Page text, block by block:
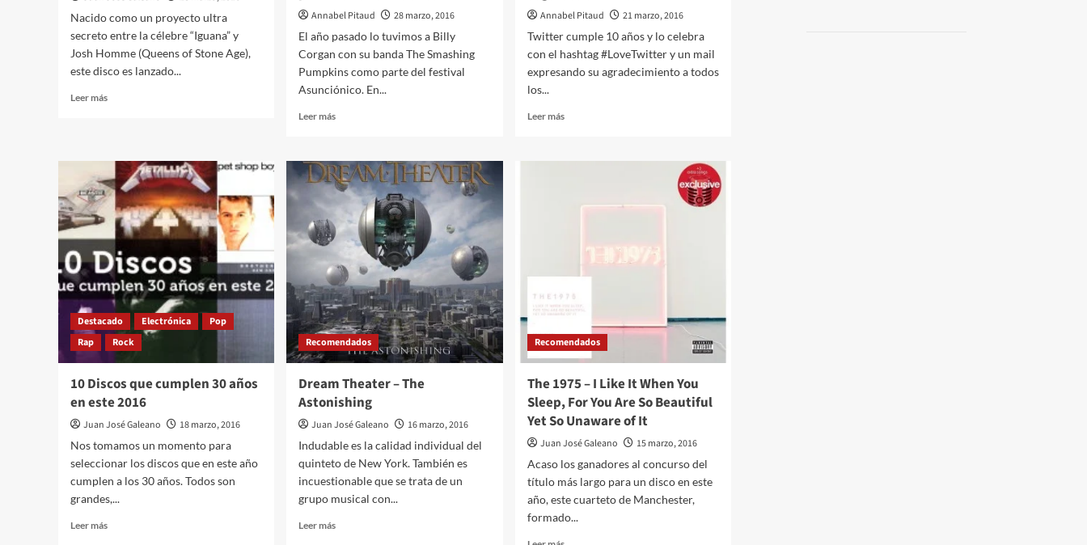
Nacido como un proyecto ultra
secreto entre la célebre “Iguana” y
Josh Homme (Queens of Stone Age),
este disco es lanzado...
Leer másLeer
Post
Depression
Annabel Pitaud
28 marzo, 2016
El año pasado lo tuvimos a Billy
Corgan con su banda The Smashing
Pumpkins como parte del festival
Asunciónico. En...
Leer másLeer
Billy
Corgan
con
James
Iha
por
primera
vez
en
16
años
Annabel Pitaud
21 marzo, 2016
Twitter cumple 10 años y lo celebra
con el hashtag #LoveTwitter y un mail
expresando su agradecimiento a todos
los...
Leer másLeer
#LoveTwitter:
Twitter
Destacado Electrónica
Pop
Rap
Rock
10 Discos que cumplen 30 años
en este 2016
Juan José Galeano
18 marzo, 2016
Nos tomamos un momento para
seleccionar los discos que en este año
cumplen a los 30 años. Todos son
grandes,...
Leer másLeer
Recomendados
Dream Theater – The
Astonishing
Juan José Galeano
16 marzo, 2016
Indudable es la calidad individual del
quinteto de New York. También es
incuestionable que se trata de un
grupo musical con...
Leer másLeer
Recomendados
The 1975 – I Like It When You
Sleep, For You Are So Beautiful
Yet So Unaware of It
Juan José Galeano
15 marzo, 2016
Acaso los ganadores al concurso del
título más largo para un disco en este
año, este cuarteto de Manchester,
formado...
Leer